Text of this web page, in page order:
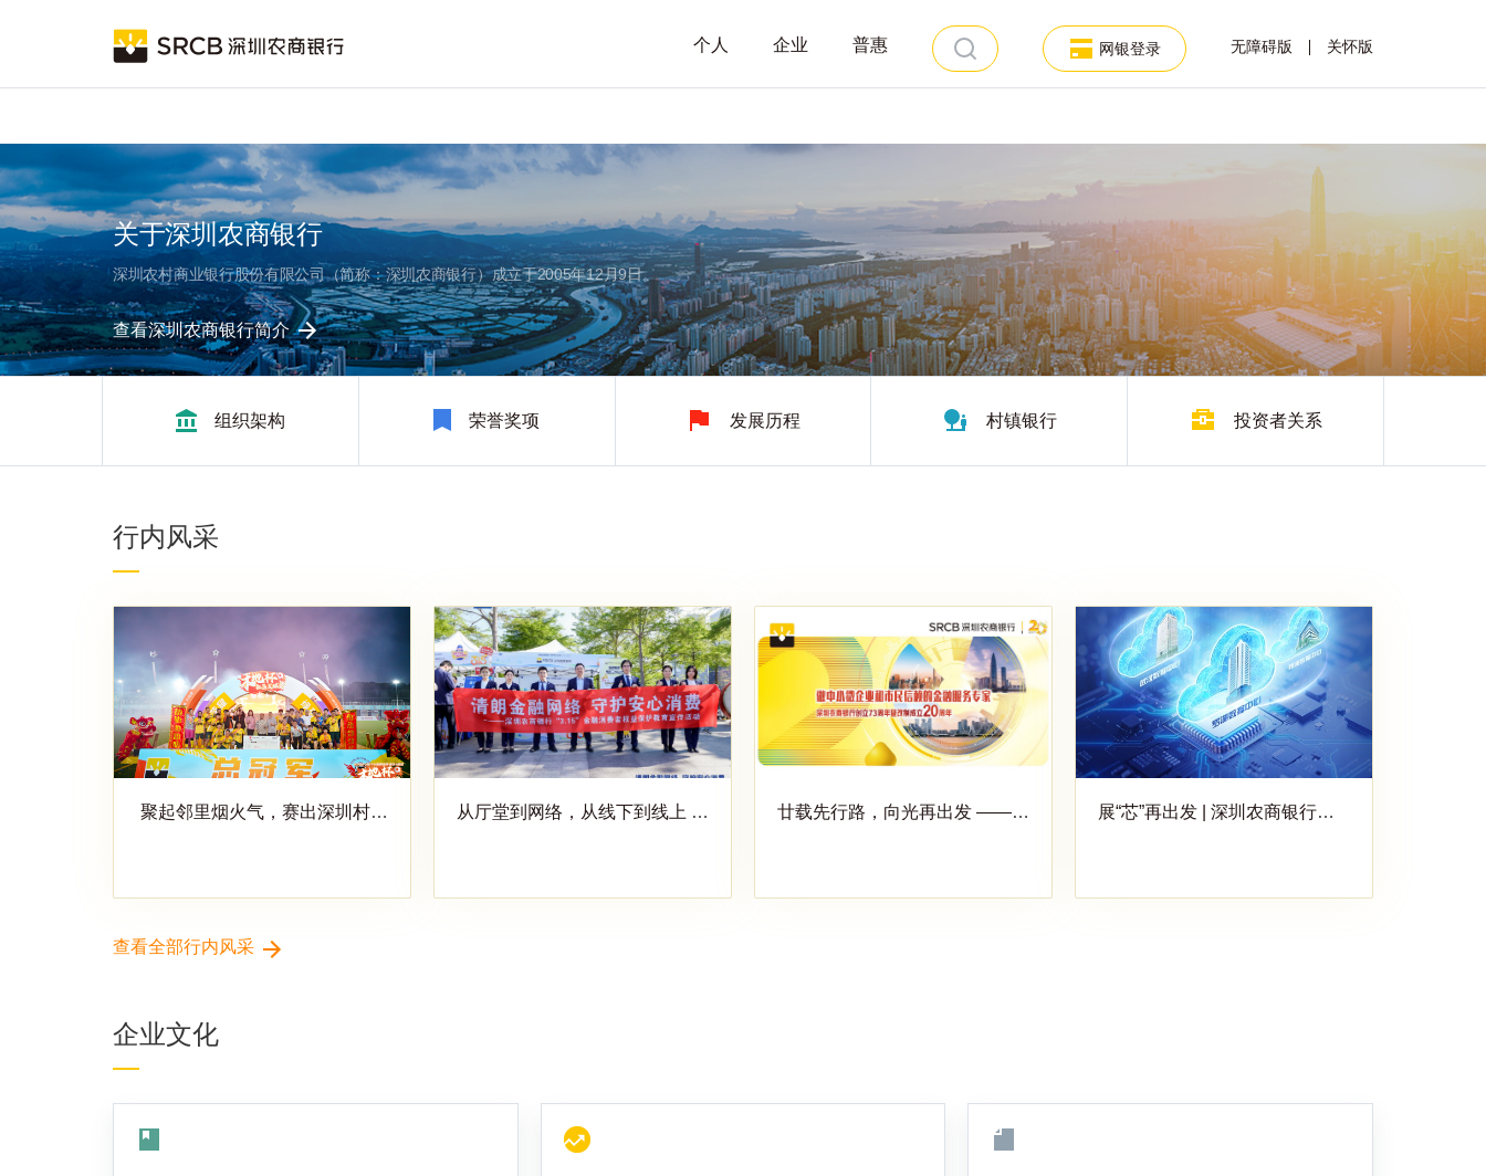
容
Main
navigation
无障碍版 关怀版
网银登录
个人 企业 普惠
关于深圳农商银行
深圳农村商业银行股份有限公司（简称：深圳农商银行）成立于2005年12月9日。
查看深圳农商银行简介
组织架构 荣誉奖项 发展历程 村镇银行 投资者关系
行内风采
聚起邻里烟火气，赛出深圳村超
从厅堂到网络，从线下到线上 深
廿载先行路，向光再出发 ——深
展“芯”再出发 | 深圳农商银行三
查看全部行内风采
企业文化